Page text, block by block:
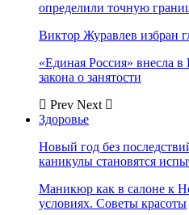
определили точную
Виктор Журавлев избран
«Единая Россия» внесла
закона о занятости
Prev Next
Здоровье
Новый год без
каникулы становятся
Маникюр как в салоне к
условиях. Советы красоты